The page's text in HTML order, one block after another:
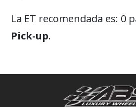
La ET recomendada es: 0
Pick-up.